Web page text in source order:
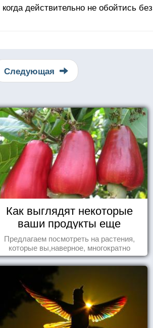
действительно не обойтись без
Следующая
Как выглядят некоторые
ваши продукты еще
живыми?
Предлагаем посмотреть на растения,
которые вы,наверное, многократно
видели , но никогда не представляли
себе, что употребляете их в пищу.